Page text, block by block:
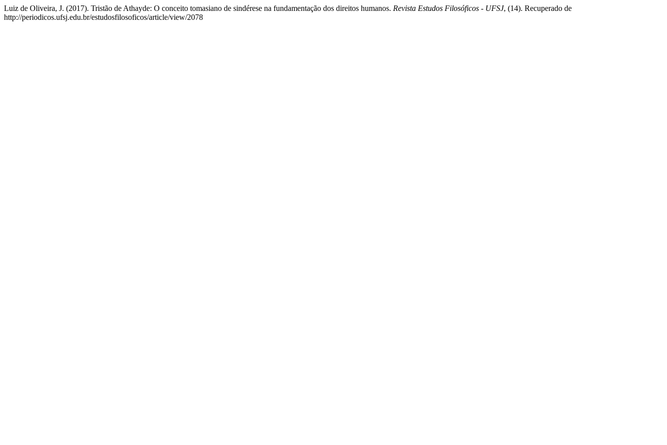
Luiz de Oliveira, J. (2017). Tristão de Athayde: O conceito tomasiano de sindérese na fundamentação dos direitos humanos. Revista Estudos Filosóficos - UFSJ, (14). Recuperado de
http://periodicos.ufsj.edu.br/estudosfilosoficos/article/view/2078